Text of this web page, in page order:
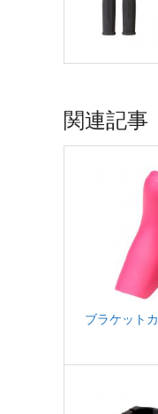
関連記事
ブラケット